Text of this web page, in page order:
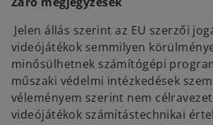
Jelen állás szerint az EU szerzői
videójátékok semmilyen
minősülhetnek számítógépi
műszaki védelmi intézkedések
véleményem szerint nem
videójátékok számítástechnikai